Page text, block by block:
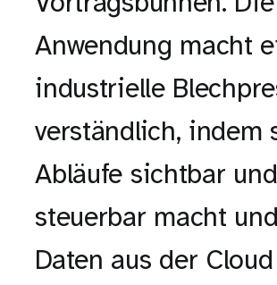
Anwendung macht
industrielle
verständlich, indem
Abläufe sichtbar und
steuerbar macht
Daten aus der Cloud